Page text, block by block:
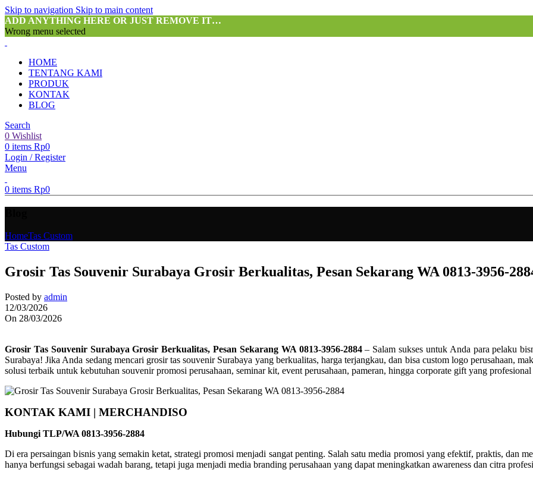
Skip to navigation Skip to main content
ADD ANYTHING HERE OR JUST REMOVE IT…
Wrong menu selected
HOME
TENTANG KAMI
PRODUK
KONTAK
BLOG
Search
0 Wishlist
0 items Rp0
Login / Register
Menu
0 items Rp0
HomeTas Custom
Tas Custom
Grosir Tas Souvenir Surabaya Grosir Berkualitas, Pesan Sekarang WA 0813-3956-
Posted by admin
12/03/2026
On 28/03/2026
Grosir Tas Souvenir Surabaya Grosir Berkualitas, Pesan Sekarang WA 0813-3956-2884– Salam sukses untuk Anda para pelaku
Surabaya! Jika Anda sedang mencari grosir tas souvenir Surabaya yang berkualitas, harga terjangkau, dan bisa custom logo perusahaan,
solusi terbaik untuk kebutuhan souvenir promosi perusahaan, seminar kit, event perusahaan, pameran, hingga corporate gift yang profesional
KONTAK KAMI | MERCHANDISO
Hubungi TLP/WA 0813-3956-2884
Di era persaingan bisnis yang semakin ketat, strategi promosi menjadi sangat penting. Salah satu media promosi yang efektif, praktis, dan
hanya berfungsi sebagai wadah barang, tetapi juga menjadi media branding perusahaan yang dapat meningkatkan awareness dan citra